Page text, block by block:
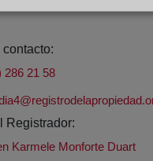
contacto:
286 21 58
Registrador:
Karmele Monforte Duart